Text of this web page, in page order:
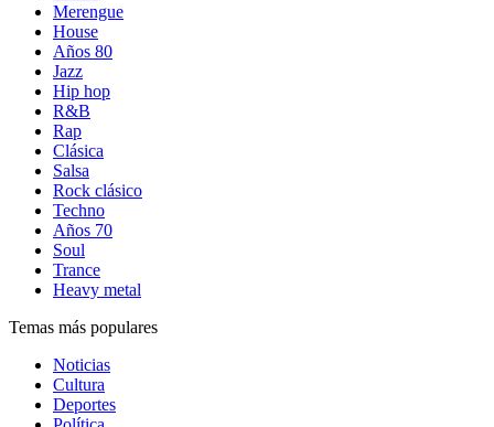
Merengue
House
Años 80
Jazz
Hip hop
R&B
Rap
Clásica
Salsa
Rock clásico
Techno
Años 70
Soul
Trance
Heavy metal
Temas más populares
Noticias
Cultura
Deportes